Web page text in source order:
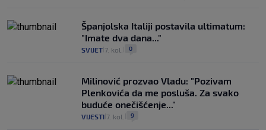
Španjolska Italiji postavila ultimatum:
"Imate dva dana..."
SVIJET 7. kol. 0
Milinović prozvao Vladu: "Pozivam
Plenkovića da me posluša. Za svako
buduće onečišćenje..."
VIJESTI 7. kol. 9